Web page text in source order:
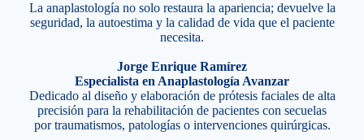
La anaplastología no solo restaura la apariencia; devuelve la
seguridad, la autoestima y la calidad de vida que el paciente
necesita.
Jorge Enrique Ramírez
Especialista en Anaplastología Avanzar
Dedicado al diseño y elaboración de prótesis faciales de alta
precisión para la rehabilitación de pacientes con secuelas
por traumatismos, patologías o intervenciones quirúrgicas.